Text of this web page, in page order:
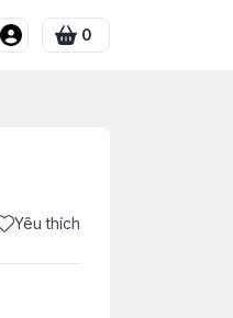
0
Yêu thích